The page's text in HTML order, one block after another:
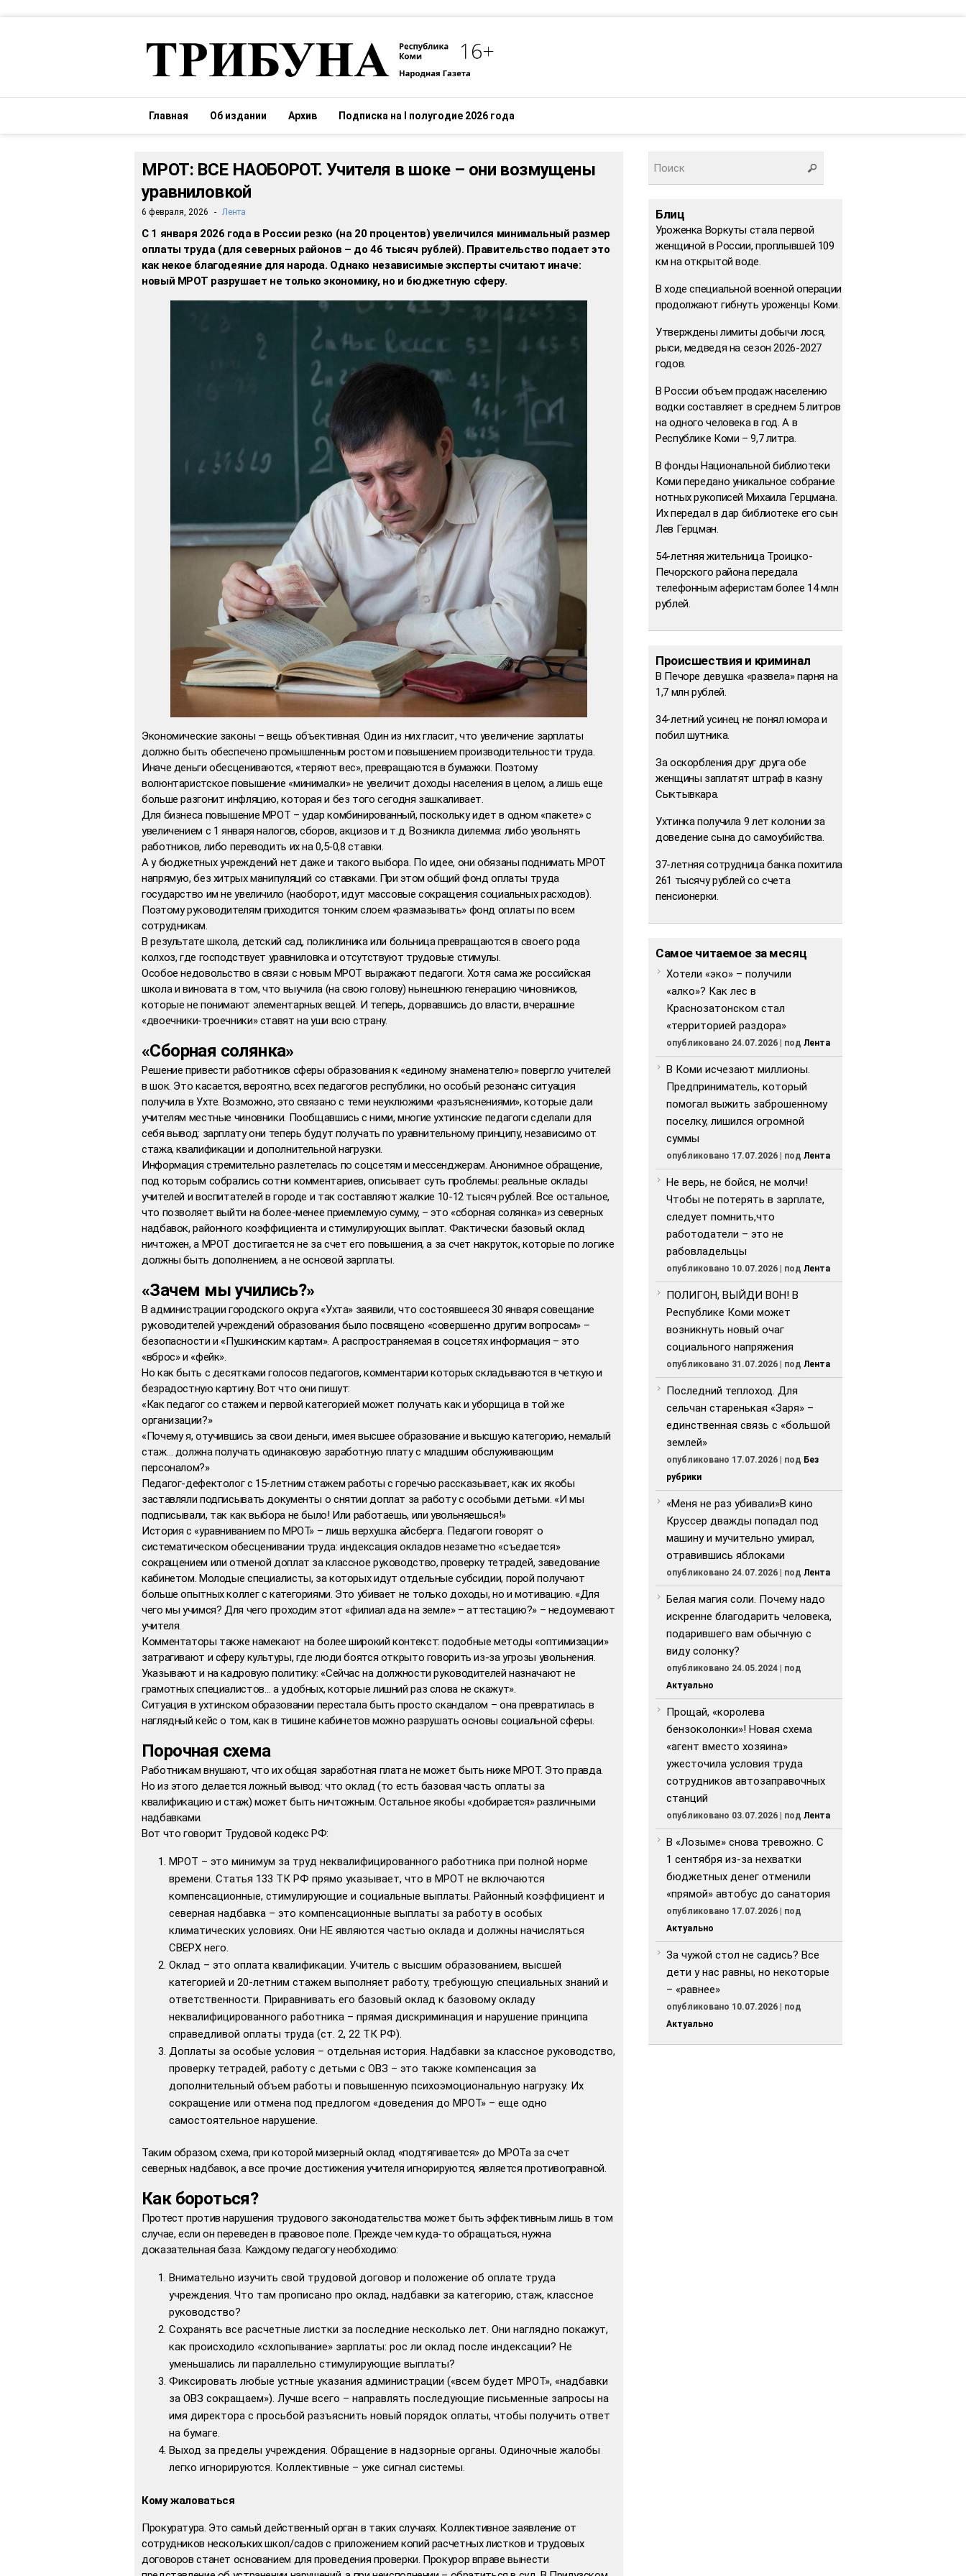
Главная Об издании Архив Подписка на I полугодие 2026 года
МРОТ: ВСЕ НАОБОРОТ. Учителя в шоке – они возмущены
уравниловкой
6 февраля, 2026 - Лента
С 1 января 2026 года в России резко (на 20 процентов) увеличился минимальный размер
оплаты труда (для северных районов – до 46 тысяч рублей). Правительство подает это
как некое благодеяние для народа. Однако независимые эксперты считают иначе:
новый МРОТ разрушает не только экономику, но и бюджетную сферу.
Экономические законы – вещь объективная. Один из них гласит, что увеличение зарплаты
должно быть обеспечено промышленным ростом и повышением производительности труда.
Иначе деньги обесцениваются, «теряют вес», превращаются в бумажки. Поэтому
волюнтаристское повышение «минималки» не увеличит доходы населения в целом, а лишь еще
больше разгонит инфляцию, которая и без того сегодня зашкаливает.
Для бизнеса повышение МРОТ – удар комбинированный, поскольку идет в одном «пакете» с
увеличением с 1 января налогов, сборов, акцизов и т.д. Возникла дилемма: либо увольнять
работников, либо переводить их на 0,5-0,8 ставки.
А у бюджетных учреждений нет даже и такого выбора. По идее, они обязаны поднимать МРОТ
напрямую, без хитрых манипуляций со ставками. При этом общий фонд оплаты труда
государство им не увеличило (наоборот, идут массовые сокращения социальных расходов).
Поэтому руководителям приходится тонким слоем «размазывать» фонд оплаты по всем
сотрудникам.
В результате школа, детский сад, поликлиника или больница превращаются в своего рода
колхоз, где господствует уравниловка и отсутствуют трудовые стимулы.
Особое недовольство в связи с новым МРОТ выражают педагоги. Хотя сама же российская
школа и виновата в том, что выучила (на свою голову) нынешнюю генерацию чиновников,
которые не понимают элементарных вещей. И теперь, дорвавшись до власти, вчерашние
«двоечники-троечники» ставят на уши всю страну.
«Сборная солянка»
Решение привести работников сферы образования к «единому знаменателю» повергло учителей
в шок. Это касается, вероятно, всех педагогов республики, но особый резонанс ситуация
получила в Ухте. Возможно, это связано с теми неуклюжими «разъяснениями», которые дали
учителям местные чиновники. Пообщавшись с ними, многие ухтинские педагоги сделали для
себя вывод: зарплату они теперь будут получать по уравнительному принципу, независимо от
стажа, квалификации и дополнительной нагрузки.
Информация стремительно разлетелась по соцсетям и мессенджерам. Анонимное обращение,
под которым собрались сотни комментариев, описывает суть проблемы: реальные оклады
учителей и воспитателей в городе и так составляют жалкие 10-12 тысяч рублей. Все остальное,
что позволяет выйти на более-менее приемлемую сумму, – это «сборная солянка» из северных
надбавок, районного коэффициента и стимулирующих выплат. Фактически базовый оклад
ничтожен, а МРОТ достигается не за счет его повышения, а за счет накруток, которые по логике
должны быть дополнением, а не основой зарплаты.
«Зачем мы учились?»
В администрации городского округа «Ухта» заявили, что состоявшееся 30 января совещание
руководителей учреждений образования было посвящено «совершенно другим вопросам» –
безопасности и «Пушкинским картам». А распространяемая в соцсетях информация – это
«вброс» и «фейк».
Но как быть с десятками голосов педагогов, комментарии которых складываются в четкую и
безрадостную картину. Вот что они пишут:
«Как педагог со стажем и первой категорией может получать как и уборщица в той же
организации?»
«Почему я, отучившись за свои деньги, имея высшее образование и высшую категорию, немалый
стаж… должна получать одинаковую заработную плату с младшим обслуживающим
персоналом?»
Педагог-дефектолог с 15-летним стажем работы с горечью рассказывает, как их якобы
заставляли подписывать документы о снятии доплат за работу с особыми детьми. «И мы
подписывали, так как выбора не было! Или работаешь, или увольняешься!»
История с «уравниванием по МРОТ» – лишь верхушка айсберга. Педагоги говорят о
систематическом обесценивании труда: индексация окладов незаметно «съедается»
сокращением или отменой доплат за классное руководство, проверку тетрадей, заведование
кабинетом. Молодые специалисты, за которых идут отдельные субсидии, порой получают
больше опытных коллег с категориями. Это убивает не только доходы, но и мотивацию. «Для
чего мы учимся? Для чего проходим этот «филиал ада на земле» – аттестацию?» – недоумевают
учителя.
Комментаторы также намекают на более широкий контекст: подобные методы «оптимизации»
затрагивают и сферу культуры, где люди боятся открыто говорить из-за угрозы увольнения.
Указывают и на кадровую политику: «Сейчас на должности руководителей назначают не
грамотных специалистов… а удобных, которые лишний раз слова не скажут».
Ситуация в ухтинском образовании перестала быть просто скандалом – она превратилась в
наглядный кейс о том, как в тишине кабинетов можно разрушать основы социальной сферы.
Порочная схема
Работникам внушают, что их общая заработная плата не может быть ниже МРОТ. Это правда.
Но из этого делается ложный вывод: что оклад (то есть базовая часть оплаты за
квалификацию и стаж) может быть ничтожным. Остальное якобы «добирается» различными
надбавками.
Вот что говорит Трудовой кодекс РФ:
МРОТ – это минимум за труд неквалифицированного работника при полной норме
времени. Статья 133 ТК РФ прямо указывает, что в МРОТ не включаются
компенсационные, стимулирующие и социальные выплаты. Районный коэффициент и
северная надбавка – это компенсационные выплаты за работу в особых
климатических условиях. Они НЕ являются частью оклада и должны начисляться
СВЕРХ него.
Оклад – это оплата квалификации. Учитель с высшим образованием, высшей
категорией и 20-летним стажем выполняет работу, требующую специальных знаний и
ответственности. Приравнивать его базовый оклад к базовому окладу
неквалифицированного работника – прямая дискриминация и нарушение принципа
справедливой оплаты труда (ст. 2, 22 ТК РФ).
Доплаты за особые условия – отдельная история. Надбавки за классное руководство,
проверку тетрадей, работу с детьми с ОВЗ – это также компенсация за
дополнительный объем работы и повышенную психоэмоциональную нагрузку. Их
сокращение или отмена под предлогом «доведения до МРОТ» – еще одно
самостоятельное нарушение.
Таким образом, схема, при которой мизерный оклад «подтягивается» до МРОТа за счет
северных надбавок, а все прочие достижения учителя игнорируются, является противоправной.
Как бороться?
Протест против нарушения трудового законодательства может быть эффективным лишь в том
случае, если он переведен в правовое поле. Прежде чем куда-то обращаться, нужна
доказательная база. Каждому педагогу необходимо:
Внимательно изучить свой трудовой договор и положение об оплате труда
учреждения. Что там прописано про оклад, надбавки за категорию, стаж, классное
руководство?
Сохранять все расчетные листки за последние несколько лет. Они наглядно покажут,
как происходило «схлопывание» зарплаты: рос ли оклад после индексации? Не
уменьшались ли параллельно стимулирующие выплаты?
Фиксировать любые устные указания администрации («всем будет МРОТ», «надбавки
за ОВЗ сокращаем»). Лучше всего – направлять последующие письменные запросы на
имя директора с просьбой разъяснить новый порядок оплаты, чтобы получить ответ
на бумаге.
Выход за пределы учреждения. Обращение в надзорные органы. Одиночные жалобы
легко игнорируются. Коллективные – уже сигнал системы.
Кому жаловаться
Прокуратура. Это самый действенный орган в таких случаях. Коллективное заявление от
сотрудников нескольких школ/садов с приложением копий расчетных листков и трудовых
договоров станет основанием для проведения проверки. Прокурор вправе вынести
Блиц
Уроженка Воркуты стала первой
женщиной в России, проплывшей 109
км на открытой воде.
В ходе специальной военной операции
продолжают гибнуть уроженцы Коми.
Утверждены лимиты добычи лося,
рыси, медведя на сезон 2026-2027
годов.
В России объем продаж населению
водки составляет в среднем 5 литров
на одного человека в год. А в
Республике Коми – 9,7 литра.
В фонды Национальной библиотеки
Коми передано уникальное собрание
нотных рукописей Михаила Герцмана.
Их передал в дар библиотеке его сын
Лев Герцман.
54-летняя жительница Троицко-
Печорского района передала
телефонным аферистам более 14 млн
рублей.
Происшествия и криминал
В Печоре девушка «развела» парня на
1,7 млн рублей.
34-летний усинец не понял юмора и
побил шутника.
За оскорбления друг друга обе
женщины заплатят штраф в казну
Сыктывкара.
Ухтинка получила 9 лет колонии за
доведение сына до самоубийства.
37-летняя сотрудница банка похитила
261 тысячу рублей со счета
пенсионерки.
Самое читаемое за месяц
Хотели «эко» – получили
«алко»? Как лес в
Краснозатонском стал
«территорией раздора»
опубликовано 24.07.2026 | под Лента
В Коми исчезают миллионы.
Предприниматель, который
помогал выжить заброшенному
поселку, лишился огромной
суммы
опубликовано 17.07.2026 | под Лента
Не верь, не бойся, не молчи!
Чтобы не потерять в зарплате,
следует помнить,что
работодатели – это не
рабовладельцы
опубликовано 10.07.2026 | под Лента
ПОЛИГОН, ВЫЙДИ ВОН! В
Республике Коми может
возникнуть новый очаг
социального напряжения
опубликовано 31.07.2026 | под Лента
Последний теплоход. Для
сельчан старенькая «Заря» –
единственная связь с «большой
землей»
опубликовано 17.07.2026 | под Без
рубрики
«Меня не раз убивали»В кино
Круссер дважды попадал под
машину и мучительно умирал,
отравившись яблоками
опубликовано 24.07.2026 | под Лента
Белая магия соли. Почему надо
искренне благодарить человека,
подарившего вам обычную с
виду солонку?
опубликовано 24.05.2024 | под
Актуально
Прощай, «королева
бензоколонки»! Новая схема
«агент вместо хозяина»
ужесточила условия труда
сотрудников автозаправочных
станций
опубликовано 03.07.2026 | под Лента
В «Лозыме» снова тревожно. С
1 сентября из-за нехватки
бюджетных денег отменили
«прямой» автобус до санатория
опубликовано 17.07.2026 | под
Актуально
За чужой стол не садись? Все
дети у нас равны, но некоторые
– «равнее»
опубликовано 10.07.2026 | под
Актуально